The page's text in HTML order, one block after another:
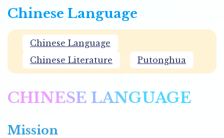
Chinese Language
Chinese Language
Chinese Literature
Putonghua
CHINESE LANGUAGE
Mission